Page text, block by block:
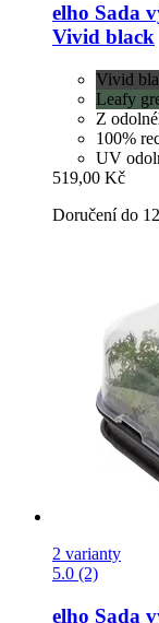
elho Sada
Vivid black
Vivid
Leafy
Z
100%
UV
519,00 Kč
Doručení do
2 varianty
5.0 (2)
elho Sada